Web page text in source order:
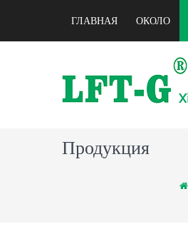
ГЛАВНАЯ ОКОЛО
Продукция